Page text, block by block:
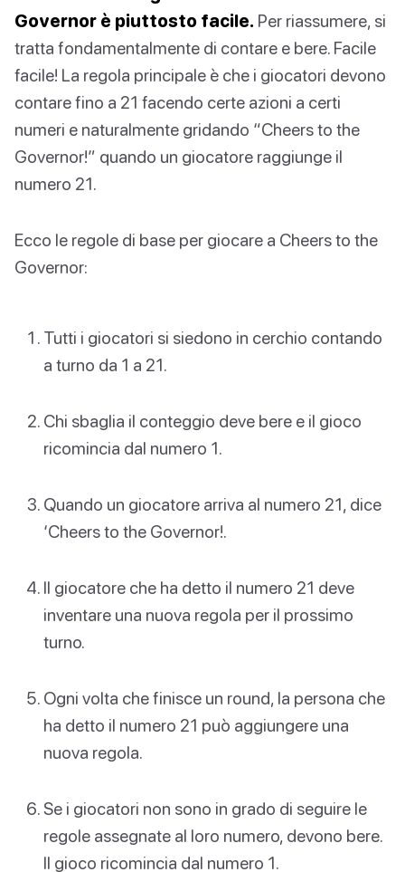
Governor è piuttosto facile. Per riassumere, si
tratta fondamentalmente di contare e bere. Facile
facile! La regola principale è che i giocatori devono
contare fino a 21 facendo certe azioni a certi
numeri e naturalmente gridando “Cheers to the
Governor!” quando un giocatore raggiunge il
numero 21.
Ecco le regole di base per giocare a Cheers to the
Governor:
Tutti i giocatori si siedono in cerchio contando
a turno da 1 a 21.
Chi sbaglia il conteggio deve bere e il gioco
ricomincia dal numero 1.
Quando un giocatore arriva al numero 21, dice
‘Cheers to the Governor!.
Il giocatore che ha detto il numero 21 deve
inventare una nuova regola per il prossimo
turno.
Ogni volta che finisce un round, la persona che
ha detto il numero 21 può aggiungere una
nuova regola.
Se i giocatori non sono in grado di seguire le
regole assegnate al loro numero, devono bere.
Il gioco ricomincia dal numero 1.